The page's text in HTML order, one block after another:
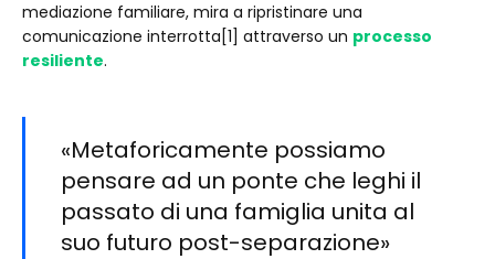
mediazione familiare, mira a ripristinare una
comunicazione interrotta[1] attraverso un processo
resiliente.
«Metaforicamente possiamo
pensare ad un ponte che leghi il
passato di una famiglia unita al
suo futuro post-separazione»